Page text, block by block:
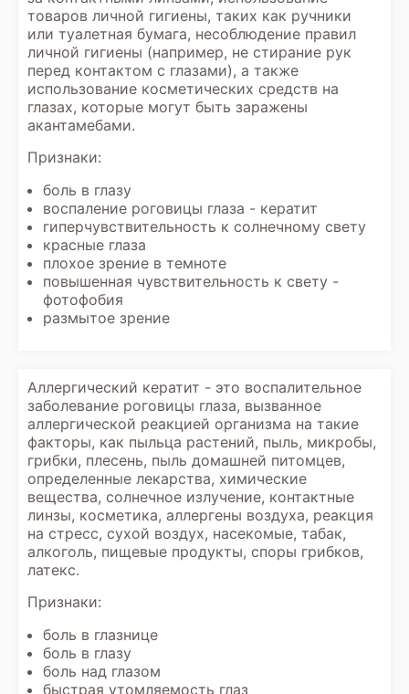
товаров личной гигиены, таких как ручники
или туалетная бумага, несоблюдение правил
личной гигиены (например, не стирание рук
перед контактом с глазами), а также
использование косметических средств на
глазах, которые могут быть заражены
акантамебами.
Признаки:
боль в глазу
воспаление роговицы глаза - кератит
гиперчувствительность к солнечному свету
красные глаза
плохое зрение в темноте
повышенная чувствительность к свету -
фотофобия
размытое зрение
Аллергический кератит - это воспалительное
заболевание роговицы глаза, вызванное
аллергической реакцией организма на такие
факторы, как пыльца растений, пыль, микробы,
грибки, плесень, пыль домашней питомцев,
определенные лекарства, химические
вещества, солнечное излучение, контактные
линзы, косметика, аллергены воздуха, реакция
на стресс, сухой воздух, насекомые, табак,
алкоголь, пищевые продукты, споры грибков,
латекс.
Признаки:
боль в глазнице
боль в глазу
боль над глазом
быстрая утомляемость глаз